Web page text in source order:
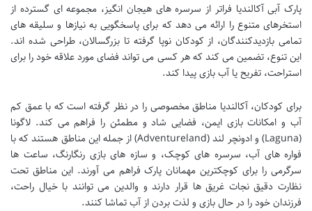
پارک آبی آکالندیا فراتر از سرسره های هیجان انگیز، مجموعه ای گسترده از
استخرهای متنوع را ارائه می دهد که برای پاسخگویی به نیازها و سلیقه های
تمامی بازدیدکنندگان، از کودکان نوپا گرفته تا بزرگسالان، طراحی شده اند.
این تنوع، تضمین می کند که هر کسی می تواند فضای مورد علاقه خود را برای
استراحت، تفریح یا آب بازی پیدا کند.
برای کودکان، آکالندیا مناطق مخصوصی را در نظر گرفته است که با عمق کم
آب و امکانات بازی ایمن، فضایی شاد و مطمئن را فراهم می کند. لاگونا
(Laguna) و ادونچر لند (Adventureland) از جمله این مناطق هستند که با
فواره های آب، سرسره های کوچک، و سازه های بازی رنگارنگ، ساعت ها
سرگرمی را برای کوچکترین مهمانان پارک فراهم می آورند. این مناطق تحت
نظارت دقیق نجات غریق ها قرار دارند و والدین می توانند با خیال راحت،
فرزندان خود را در حال بازی و لذت بردن از آب تماشا کنند.